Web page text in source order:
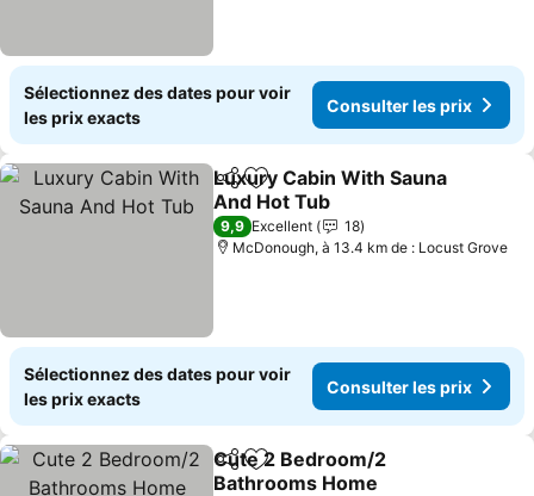
Sélectionnez des dates pour voir
les prix exacts
Consulter les prix
PartagerAjouter à mes favoris
Luxury Cabin With Sauna
And Hot Tub
9,9 Excellent
18
McDonough, à 13.4 km de : Locust Grove
Sélectionnez des dates pour voir
les prix exacts
Consulter les prix
PartagerAjouter à mes favoris
Cute 2 Bedroom/2
Bathrooms Home